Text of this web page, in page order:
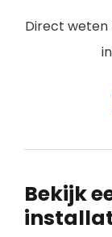
Direct weten
Bekijk